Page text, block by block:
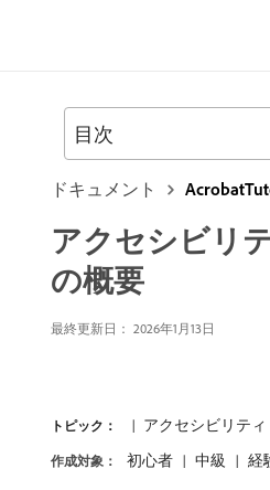
ドキュメント
アクセシビリ
の概要
最終更新日： 2026年1月13日
トピック： アクセシビリティ
作成対象： 初心者 中級 経
目次